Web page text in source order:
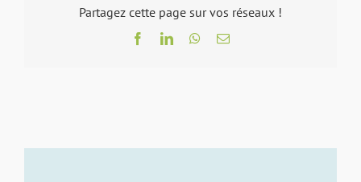
Partagez cette page sur vos réseaux !
FacebookLinkedInWhatsApp
Email